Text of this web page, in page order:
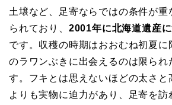
土壌など、足寄ならではの条件が重
られており、 2001年に北海道遺産
です。収穫の時期はおおむね初夏に
のラワンぶきに出会えるのは限られ
す。フキとは思えないほどの太さと
よりも実物に迫力があり、足寄を訪